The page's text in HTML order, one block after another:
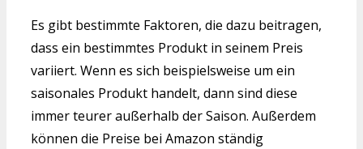
Es gibt bestimmte Faktoren, die dazu beitragen,
dass ein bestimmtes Produkt in seinem Preis
variiert. Wenn es sich beispielsweise um ein
saisonales Produkt handelt, dann sind diese
immer teurer außerhalb der Saison. Außerdem
können die Preise bei Amazon ständig